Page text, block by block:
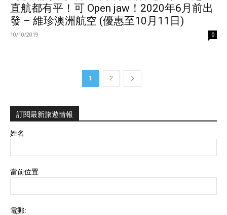
直航都有平！可 Open jaw！2020年6月前出
發 – 維珍澳洲航空 (優惠至10月11日)
10/10/2019 0
1 2
訂閱最新旅遊情報
姓名
當前位置
電郵: